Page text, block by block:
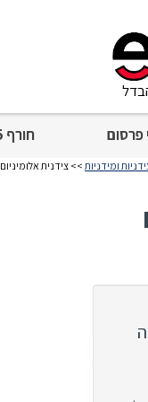
פרסום חורף 2025
ומידניות >> צידנית אלומיניום